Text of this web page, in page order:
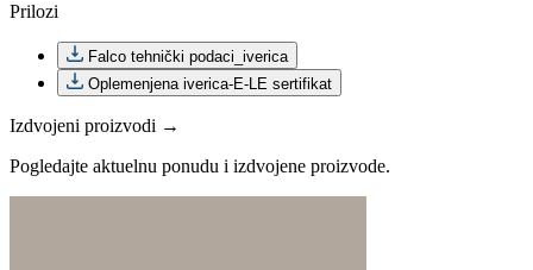
Prilozi
Falco tehnički podaci_iverica
Oplemenjena iverica-E-LE sertifikat
Izdvojeni proizvodi →
Pogledajte aktuelnu ponudu i izdvojene proizvode.